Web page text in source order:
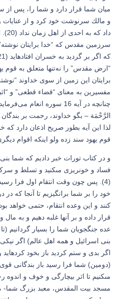
ميان شما قرار دارد و شما را، پس از
و مالك سرنوشت خود كرد و از عنايات
داد
سرزمين مقدس كه “خدا برايتان نوشته”
“ارض مقدس” را نه‌تنها متعلق به قوم
برايتان اين زمين از سوی خداوند
مفسيرين به معنای “قضاء قطعی” و
چنانچه در آيه 16 سوره
الرَّحْمَة – بگو خداوند، رحمت بر
لذا اين آيه بطور صريح اذعان دارد
قوم يهود سند زده ولو اينكه اقوام
و در كتاب تورات خبر داديم كه شما
فساد و خونريزى مى‏كنيد و تسلط و
(4). پس چون وقت انتقام اول فرا
خود را بر شما برانگيزيم تا آنجا كه
قرار داده و بر آنها غلبه دهيم و به
بنى اسرائيل و همه اهل عالم) اگر
اگر بدى و ستم كرديد باز بخود
(دومين) شما فرا رسيد باز بندگانى
مى‏كنيم تا اثر بيچارگى و خوف و
مسجد بيت المقدس، معبد بزرگ شما-